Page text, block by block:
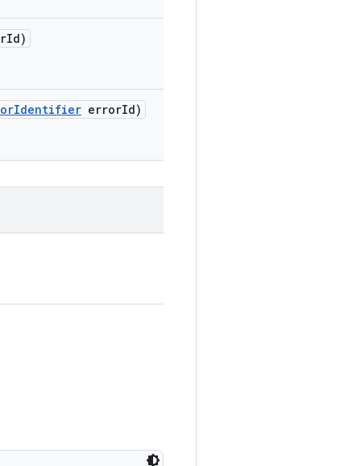
Id)
Identifier errorId)